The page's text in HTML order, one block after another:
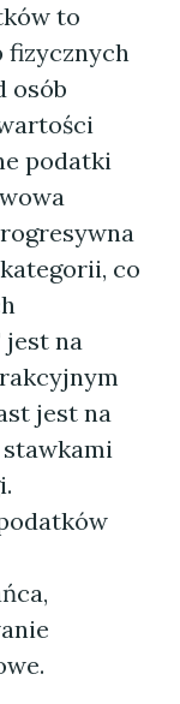
to
fizycznych
osób
podatki
co
jest na
jest na